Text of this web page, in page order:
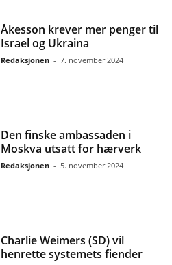
Åkesson krever mer penger til
Israel og Ukraina
Redaksjonen - 7. november 2024
Den finske ambassaden i
Moskva utsatt for hærverk
Redaksjonen - 5. november 2024
Charlie Weimers (SD) vil
henrette systemets fiender